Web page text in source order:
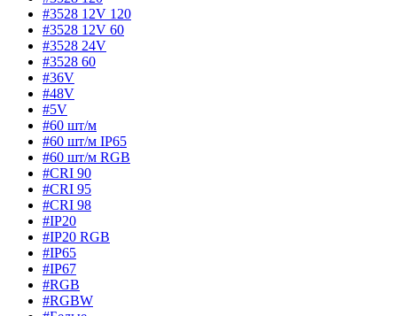
#3528 12V 120
#3528 12V 60
#3528 24V
#3528 60
#36V
#48V
#5V
#60 шт/м
#60 шт/м IP65
#60 шт/м RGB
#CRI 90
#CRI 95
#CRI 98
#IP20
#IP20 RGB
#IP65
#IP67
#RGB
#RGBW